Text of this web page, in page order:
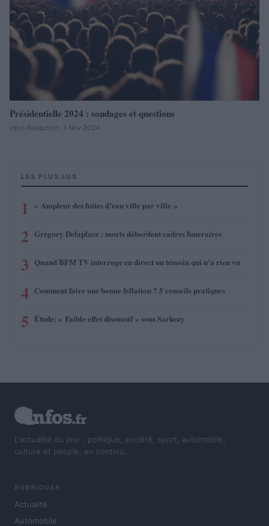
Présidentielle 2024 : sondages et questions
Infos Rédaction · 1 Nov 2024
LES PLUS LUS
1 « Ampleur des fuites d’eau ville par ville »
2 Grégory Delaplace : morts débordent cadres funéraires
3 Quand BFM TV interroge en direct un témoin qui n’a rien vu
4 Comment faire une bonne fellation ? 5 conseils pratiques
5 Étude: « Faible effet dissuasif » sous Sarkozy
L'actualité du jour : politique, société, sport, automobile,
culture et people, en continu.
RUBRIQUES
Actualité
Automobile